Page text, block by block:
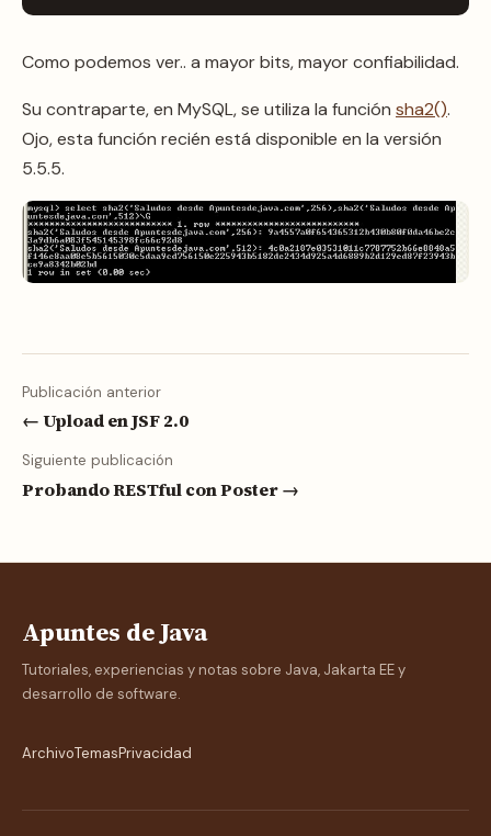
Como podemos ver.. a mayor bits, mayor confiabilidad.
Su contraparte, en MySQL, se utiliza la función sha2().
Ojo, esta función recién está disponible en la versión
5.5.5.
Publicación anterior
← Upload en JSF 2.0
Siguiente publicación
Probando RESTful con Poster →
Apuntes de Java
Tutoriales, experiencias y notas sobre Java, Jakarta EE y
desarrollo de software.
ArchivoTemasPrivacidad